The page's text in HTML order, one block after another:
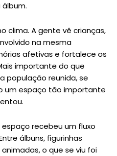
clima. A gente vê crianças,
na mesma
afetivas e fortalece os
importante do que
população reunida, se
um espaço tão importante
recebeu um fluxo
álbuns, figurinhas
o que se viu foi